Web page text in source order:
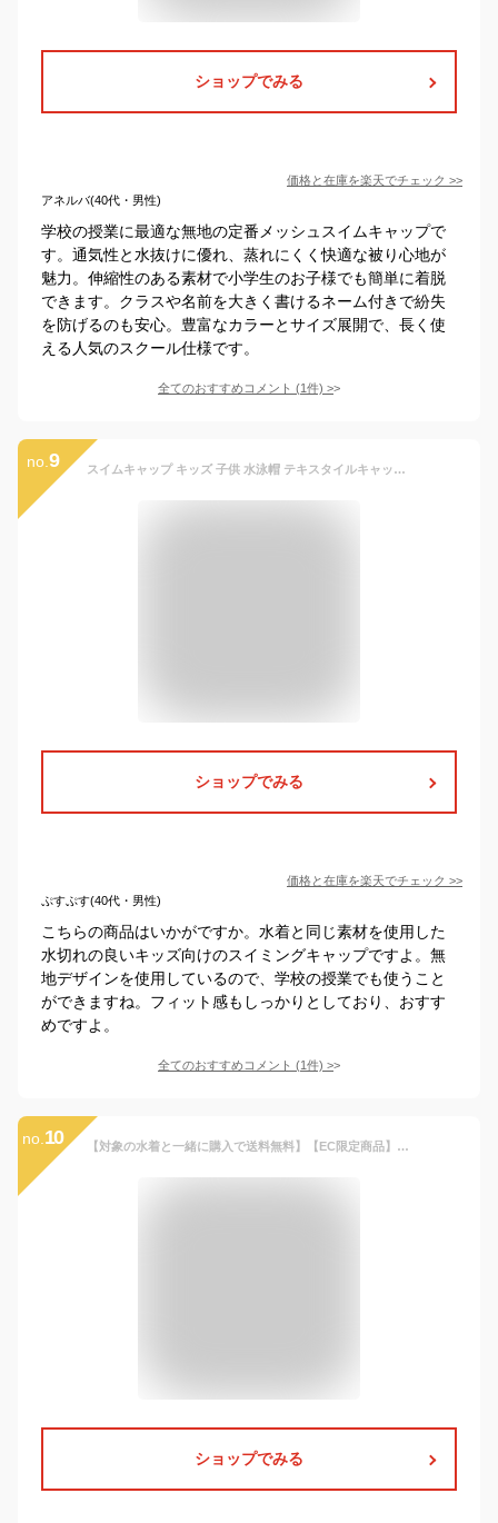
ショップでみる
価格と在庫を楽天でチェック >>
アネルバ(40代・男性)
学校の授業に最適な無地の定番メッシュスイムキャップで
す。通気性と水抜けに優れ、蒸れにくく快適な被り心地が
魅力。伸縮性のある素材で小学生のお子様でも簡単に着脱
できます。クラスや名前を大きく書けるネーム付きで紛失
を防げるのも安心。豊富なカラーとサイズ展開で、長く使
える人気のスクール仕様です。
全てのおすすめコメント (1件) >
no. 9 スイムキャップ キッズ 子供 水泳帽 テキスタイルキャップ 水泳 キャップ 帽子 ジュニア 大人 男の子 女の子 ユニセックス 水泳キャップ 無地 子供用 大人用 競泳用 おしゃれ スクール 学校 小学校 小学生 学校 部活 クラブ 2wayキャップ 水泳用キャップ スイミングキャップ
ショップでみる
価格と在庫を楽天でチェック >>
ぷすぷす(40代・男性)
こちらの商品はいかがですか。水着と同じ素材を使用した
水切れの良いキッズ向けのスイミングキャップですよ。無
地デザインを使用しているので、学校の授業でも使うこと
ができますね。フィット感もしっかりとしており、おすす
めですよ。
全てのおすすめコメント (1件) >
no. 10 【対象の水着と一緒に購入で送料無料】【EC限定商品】水泳帽子 スイムキャップ フットマーク メッシュ 子供 小学生 キッズ 中学生 高校生 男性 女性 プール授業 スプラッシュ2 202103
ショップでみる